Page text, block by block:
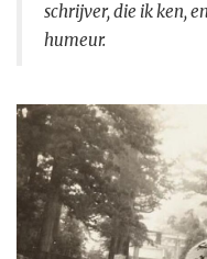
schrijver, die ik ken,
humeur.